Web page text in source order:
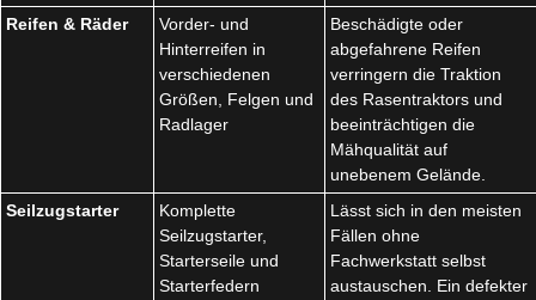
Reifen & Räder
Vorder- und
Hinterreifen in
verschiedenen
Größen, Felgen und
Radlager
Beschädigte oder
abgefahrene Reifen
verringern die Traktion
des Rasentraktors und
beeinträchtigen die
Mähqualität auf
unebenem Gelände.
Seilzugstarter
Komplette
Seilzugstarter,
Starterseile und
Starterfedern
Lässt sich in den meisten
Fällen ohne
Fachwerkstatt selbst
austauschen. Ein defekter